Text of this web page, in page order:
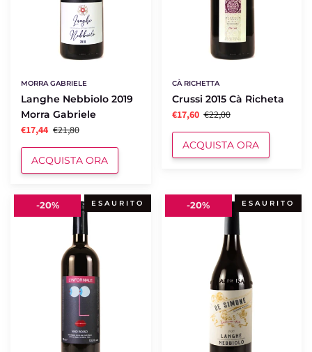
MORRA GABRIELE
Langhe Nebbiolo 2019
Morra Gabriele
€17,44 €21,80
ACQUISTA ORA
CÀ RICHETTA
Crussi 2015 Cà Richeta
€17,60 €22,00
ACQUISTA ORA
L'informale
2022
ESAURITO
-20%
Nebbiolo
2020
ESAURITO
-20%